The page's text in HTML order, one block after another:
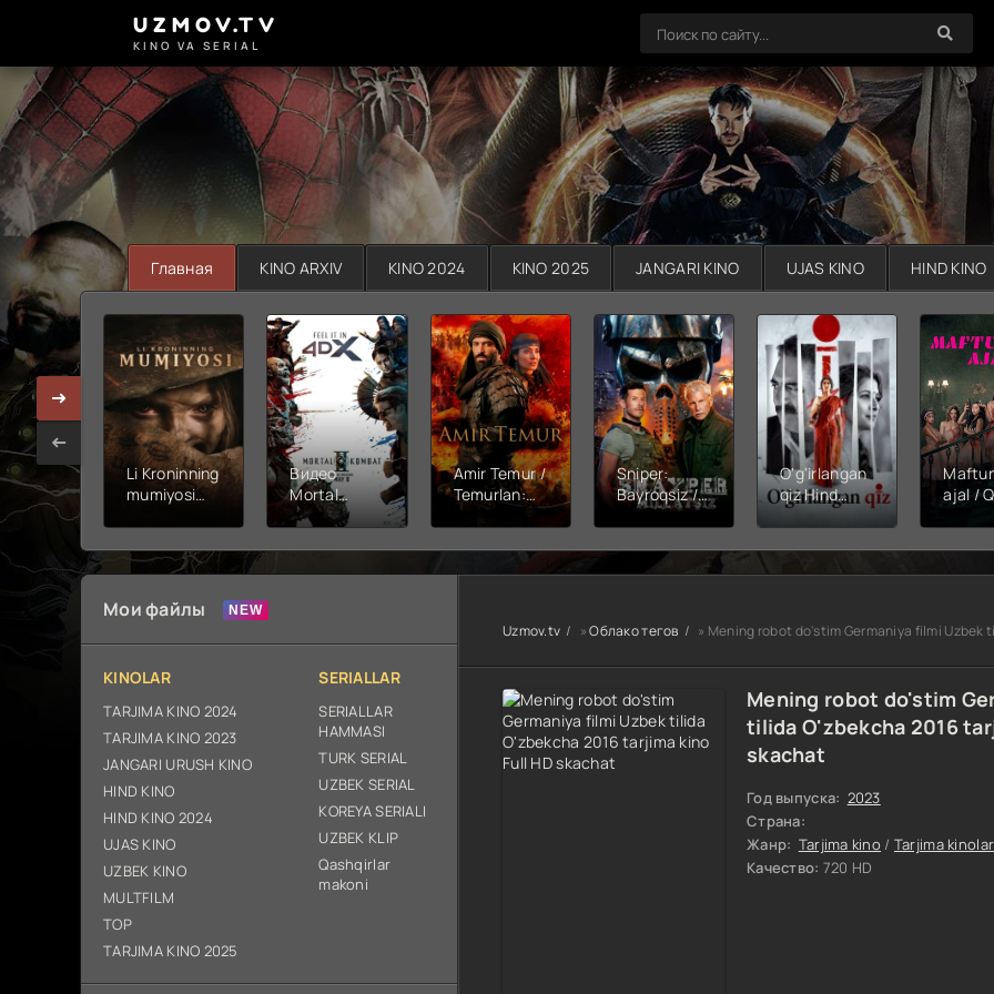
UZMOV.TV
KINO VA SERIAL
Главная KINO ARXIV KINO 2024 KINO 2025 JANGARI KINO UJAS KINO HIND KINO
Li Kroninning
mumiyosi
tarjima HD
skachat
Видео
Mortal
kombat 2 /
(2026)
Uzbek tilida
Amir Temur /
Temurlan:
Fathchining
Premyera
Netflix filmi
O'zbekcha
2026
tarjima kino
Full HD tas-
ix skachat
Sniper:
Bayroqsiz /
Snayper:
Bayroqsiz
snayper
Uzbek tilida
O'zbekcha
2026
Full HD tas-
ix skachat
O'g'irlangan
qiz Hind
kinosi 2026
O'zbekcha
tarjima kino
ajal /
tilida)
2026
Мои файлы
KINOLAR
TARJIMA KINO 2024
TARJIMA KINO 2023
JANGARI URUSH KINO
HIND KINO
HIND KINO 2024
UJAS KINO
UZBEK KINO
MULTFILM
TOP
TARJIMA KINO 2025
SERIALLAR
SERIALLAR
HAMMASI
TURK SERIAL
UZBEK SERIAL
KOREYA SERIALI
UZBEK KLIP
Qashqirlar
makoni
Uzmov.tv »Облако тегов » Mening robot do'stim Germaniya filmi
Mening robot do'stim
tilida O'zbekcha 2016
skachat
Год выпуска: 2023
Страна:
Жанр: Tarjima kino / Tarjima
Качество: 720 HD